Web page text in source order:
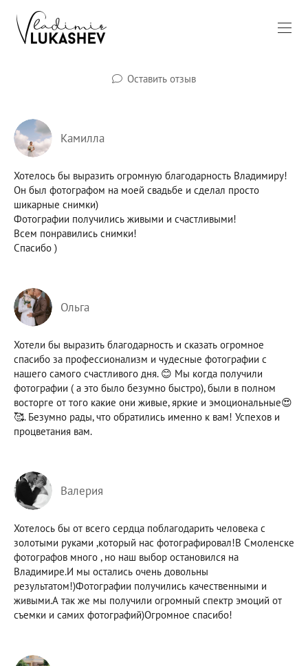
Оставить отзыв
Камилла
Хотелось бы выразить огромную благодарность Владимиру!
Он был фотографом на моей свадьбе и сделал просто
шикарные снимки)
Фотографии получились живыми и счастливыми!
Всем понравились снимки!
Спасибо )
Ольга
Хотели бы выразить благодарность и сказать огромное
спасибо за профессионализм и чудесные фотографии с
нашего самого счастливого дня. 😊 Мы когда получили
фотографии ( а это было безумно быстро), были в полном
восторге от того какие они живые, яркие и эмоциональные😍
🥰. Безумно рады, что обратились именно к вам! Успехов и
процветания вам.
Валерия
Хотелось бы от всего сердца поблагодарить человека с
золотыми руками ,который нас фотографировал!В Смоленске
фотографов много , но наш выбор остановился на
Владимире.И мы остались очень довольны
результатом!)Фотографии получились качественными и
живыми.А так же мы получили огромный спектр эмоций от
съемки и самих фотографий)Огромное спасибо!